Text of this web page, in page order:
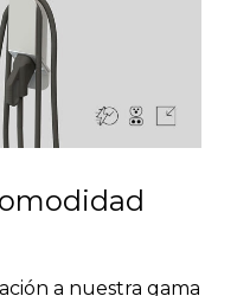
a nuestra gama